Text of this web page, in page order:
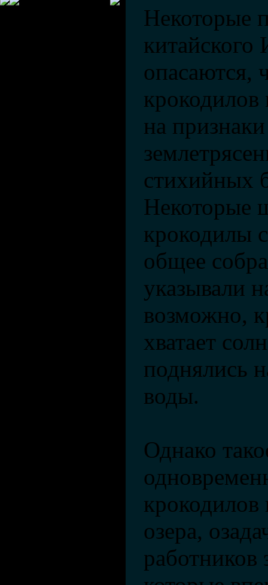
Некоторые
китайского
опасаются,
крокодилов
на
стихийных
Некоторые
крокодилы
общее
указывали
возможно,
хватает
поднялись
воды.
Однако
крокодилов
озера,